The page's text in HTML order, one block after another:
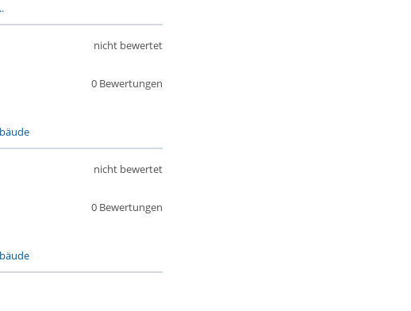
0 Bewertungen
nicht bewertet
0 Bewertungen
nicht bewertet